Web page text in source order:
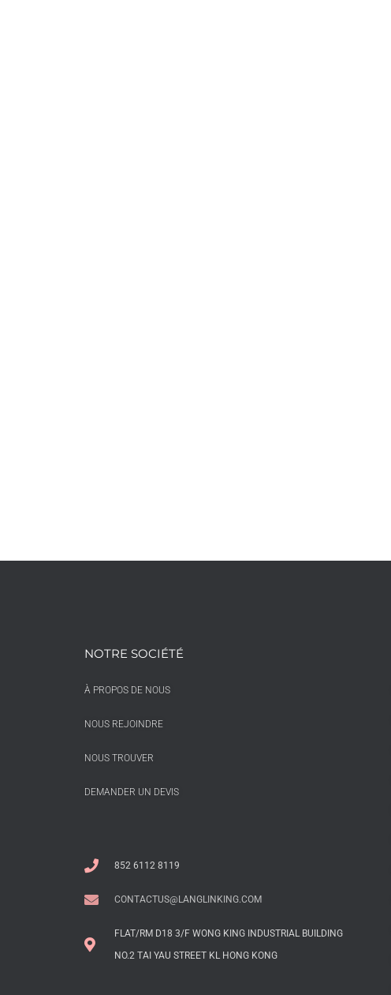
NOTRE SOCIÉTÉ
À PROPOS DE NOUS
NOUS REJOINDRE
NOUS TROUVER
DEMANDER UN DEVIS
852 6112 8119
CONTACTUS@LANGLINKING.COM
FLAT/RM D18 3/F WONG KING INDUSTRIAL BUILDING
NO.2 TAI YAU STREET KL HONG KONG